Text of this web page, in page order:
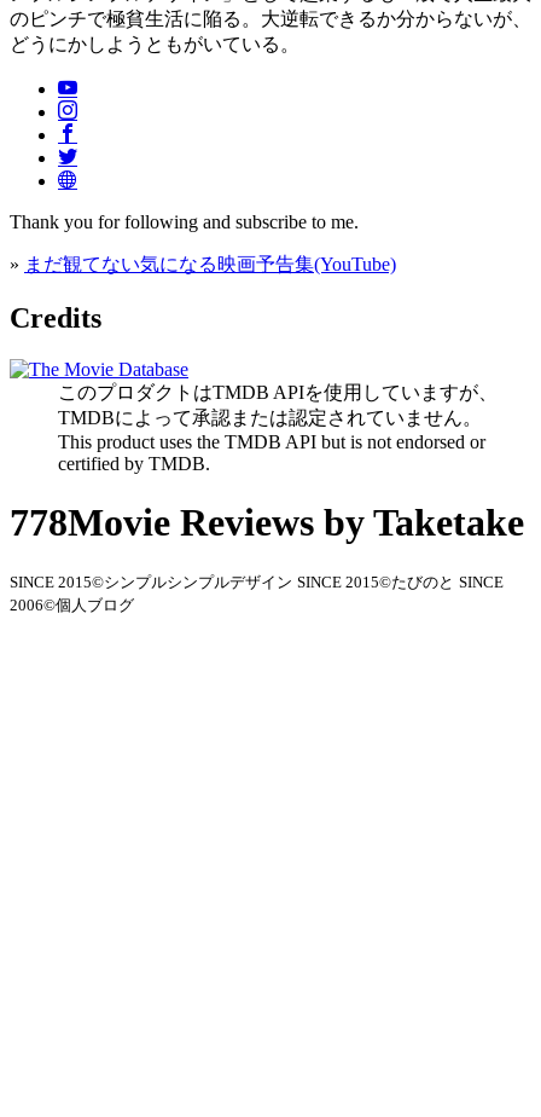
のピンチで極貧生活に陥る。大逆転できるか分からないが、
どうにかしようともがいている。
Thank you for following and subscribe to me.
» まだ観てない気になる映画予告集(YouTube)
Credits
このプロダクトはTMDB APIを使用していますが、
TMDBによって承認または認定されていません。
This product uses the TMDB API but is not endorsed or
certified by TMDB.
778Movie Reviews by Taketake
SINCE 2015©シンプルシンプルデザイン SINCE 2015©たびのと SINCE
2006©個人ブログ